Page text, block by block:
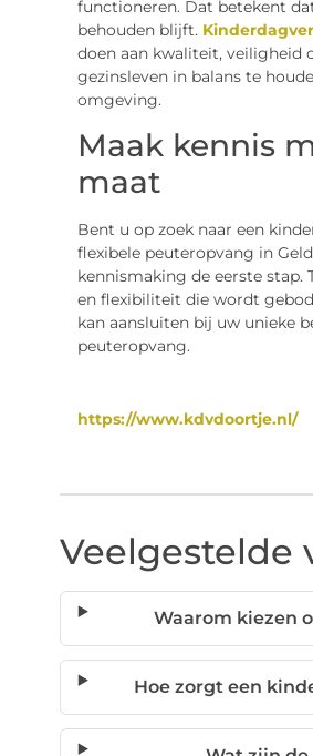
functioneren. Dat betekent
behouden blijft.
doen aan kwaliteit, veiligheid
gezinsleven in balans te
omgeving.
Maak kennis
maat
Bent u op zoek naar een
flexibele peuteropvang in
kennismaking de eerste stap.
en flexibiliteit die wordt
kan aansluiten bij uw unieke
peuteropvang.
https://www.kdvdoortje.nl/
Veelgestelde
Waarom kiezen
Hoe zorgt een